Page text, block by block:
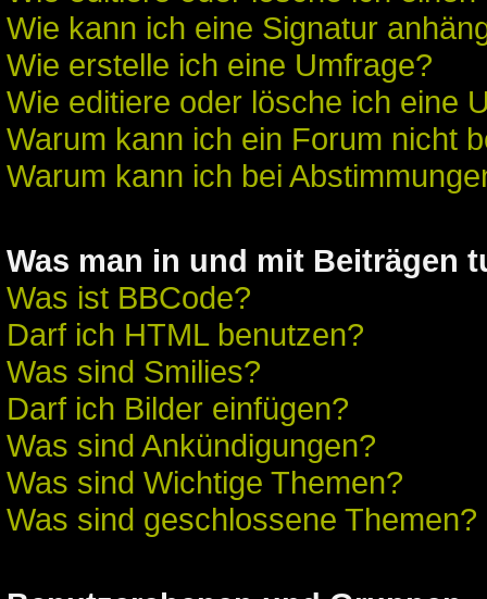
Wie kann ich eine Signatur
Wie erstelle ich eine Umfrage?
Wie editiere oder lösche ich eine
Warum kann ich ein Forum nicht
Warum kann ich bei
Was man in und mit Beiträgen
Was ist BBCode?
Darf ich HTML benutzen?
Was sind Smilies?
Darf ich Bilder einfügen?
Was sind Ankündigungen?
Was sind Wichtige Themen?
Was sind geschlossene Themen?